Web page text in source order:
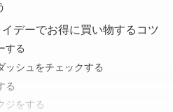
イデーでお得に買い物するコツ
する
ッシュをチェックする
る
ジをする